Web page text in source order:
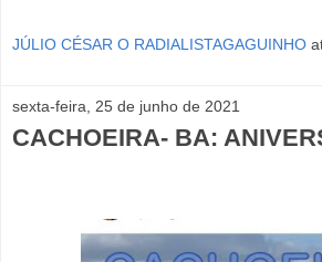
JÚLIO CÉSAR O RADIALISTAGAGUINHO
sexta-feira, 25 de junho de 2021
CACHOEIRA- BA: